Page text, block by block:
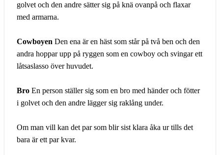
golvet och den andre sätter sig på knä ovanpå och flaxar
med armarna.
Cowboyen Den ena är en häst som står på två ben och den
andra hoppar upp på ryggen som en cowboy och svingar ett
låtsaslasso över huvudet.
Bro En person ställer sig som en bro med händer och fötter
i golvet och den andre lägger sig raklång under.
Om man vill kan det par som blir sist klara åka ur tills det
bara är ett par kvar.